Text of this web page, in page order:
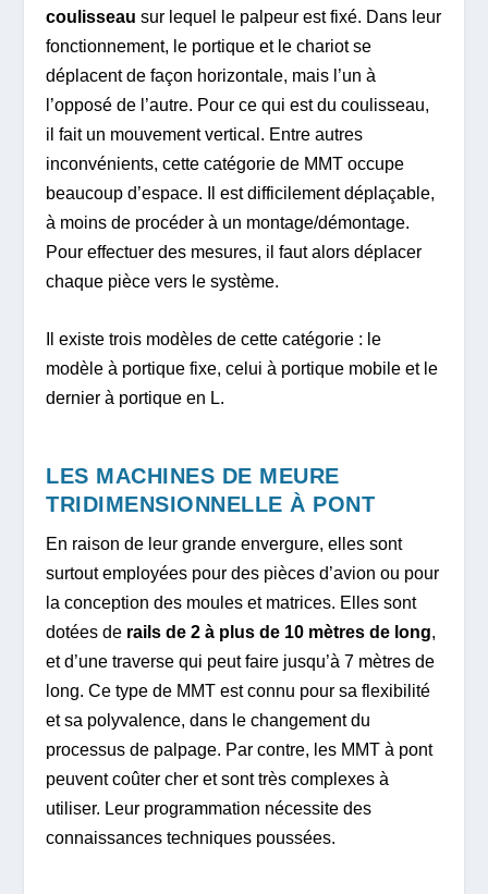
coulisseau sur lequel le palpeur est fixé. Dans leur
fonctionnement, le portique et le chariot se
déplacent de façon horizontale, mais l’un à
l’opposé de l’autre. Pour ce qui est du coulisseau,
il fait un mouvement vertical. Entre autres
inconvénients, cette catégorie de MMT occupe
beaucoup d’espace. Il est difficilement déplaçable,
à moins de procéder à un montage/démontage.
Pour effectuer des mesures, il faut alors déplacer
chaque pièce vers le système.
Il existe trois modèles de cette catégorie : le
modèle à portique fixe, celui à portique mobile et le
dernier à portique en L.
LES MACHINES DE MEURE
TRIDIMENSIONNELLE À PONT
En raison de leur grande envergure, elles sont
surtout employées pour des pièces d’avion ou pour
la conception des moules et matrices. Elles sont
dotées de rails de 2 à plus de 10 mètres de long,
et d’une traverse qui peut faire jusqu’à 7 mètres de
long. Ce type de MMT est connu pour sa flexibilité
et sa polyvalence, dans le changement du
processus de palpage. Par contre, les MMT à pont
peuvent coûter cher et sont très complexes à
utiliser. Leur programmation nécessite des
connaissances techniques poussées.